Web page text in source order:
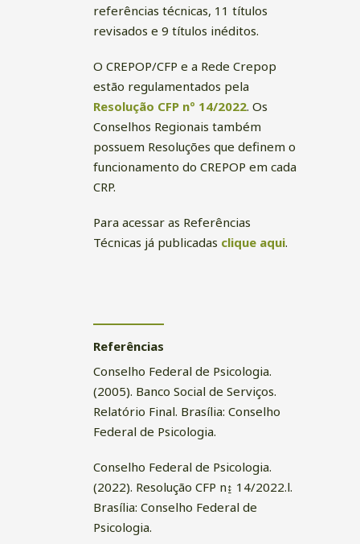
referências técnicas, 11 títulos
revisados e 9 títulos inéditos.
O CREPOP/CFP e a Rede Crepop
estão regulamentados pela
Resolução CFP nº 14/2022. Os
Conselhos Regionais também
possuem Resoluções que definem o
funcionamento do CREPOP em cada
CRP.
Para acessar as Referências
Técnicas já publicadas clique aqui.
Referências
Conselho Federal de Psicologia.
(2005). Banco Social de Serviços.
Relatório Final. Brasília: Conselho
Federal de Psicologia.
Conselho Federal de Psicologia.
(2022). Resolução CFP n↨ 14/2022.l.
Brasília: Conselho Federal de
Psicologia.